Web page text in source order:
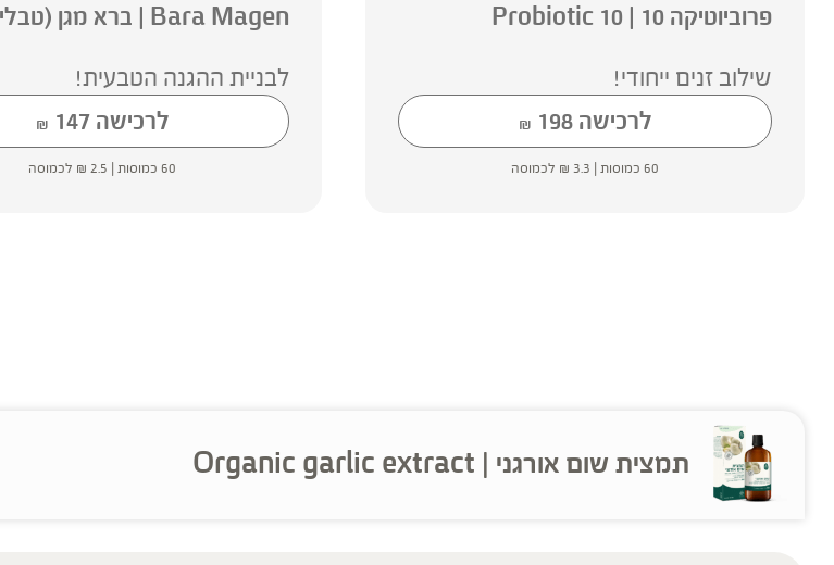
פרוביוטיקה 10 | 10 Probiotic
שילוב זנים ייחודי!
לרכישה
₪ 198
60 כמוסות | ₪ 3.3 לכמוסה
Bara Magen | ברא מגן (טבליות)
לבניית ההגנה הטבעית!
לרכישה
₪ 147
60 כמוסות | ₪ 2.5 לכמוסה
תמצית שום אורגני | Organic garlic extract